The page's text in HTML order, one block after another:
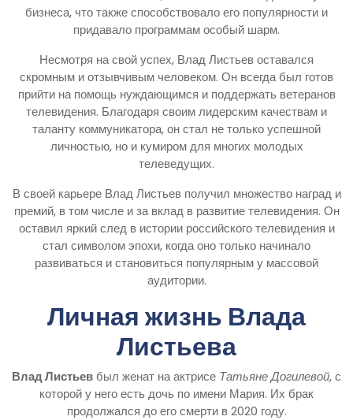
бизнеса, что также способствовало его популярности и
придавало программам особый шарм.
Несмотря на свой успех, Влад Листьев оставался
скромным и отзывчивым человеком. Он всегда был готов
прийти на помощь нуждающимся и поддержать ветеранов
телевидения. Благодаря своим лидерским качествам и
таланту коммуникатора, он стал не только успешной
личностью, но и кумиром для многих молодых
телеведущих.
В своей карьере Влад Листьев получил множество наград и
премий, в том числе и за вклад в развитие телевидения. Он
оставил яркий след в истории российского телевидения и
стал символом эпохи, когда оно только начинало
развиваться и становиться популярным у массовой
аудитории.
Личная жизнь Влада
Листьева
Влад Листьев был женат на актрисе Татьяне Догилевой, с
которой у него есть дочь по имени Мария. Их брак
продолжался до его смерти в 2020 году.